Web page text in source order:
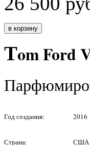
Tom Ford
Год создания: 2016
Страна: США